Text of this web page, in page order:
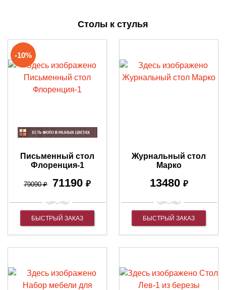
Столы к стулья
-10%
Письменный стол
Флоренция-1
79090₽ 71190 ₽
БЫСТРЫЙ ЗАКАЗ
Журнальный стол
Марко
13480 ₽
БЫСТРЫЙ ЗАКАЗ